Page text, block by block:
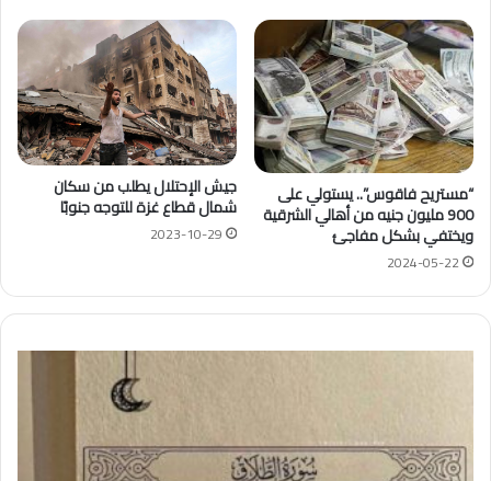
“مستريح فاقوس”.. يستولي على
900 مليون جنيه من أهالي الشرقية
ويختفي بشكل مفاجئ
2024-05-22
جيش الإحتلال يطلب من سكان
شمال قطاع غزة للتوجه جنوبًا
2023-10-29